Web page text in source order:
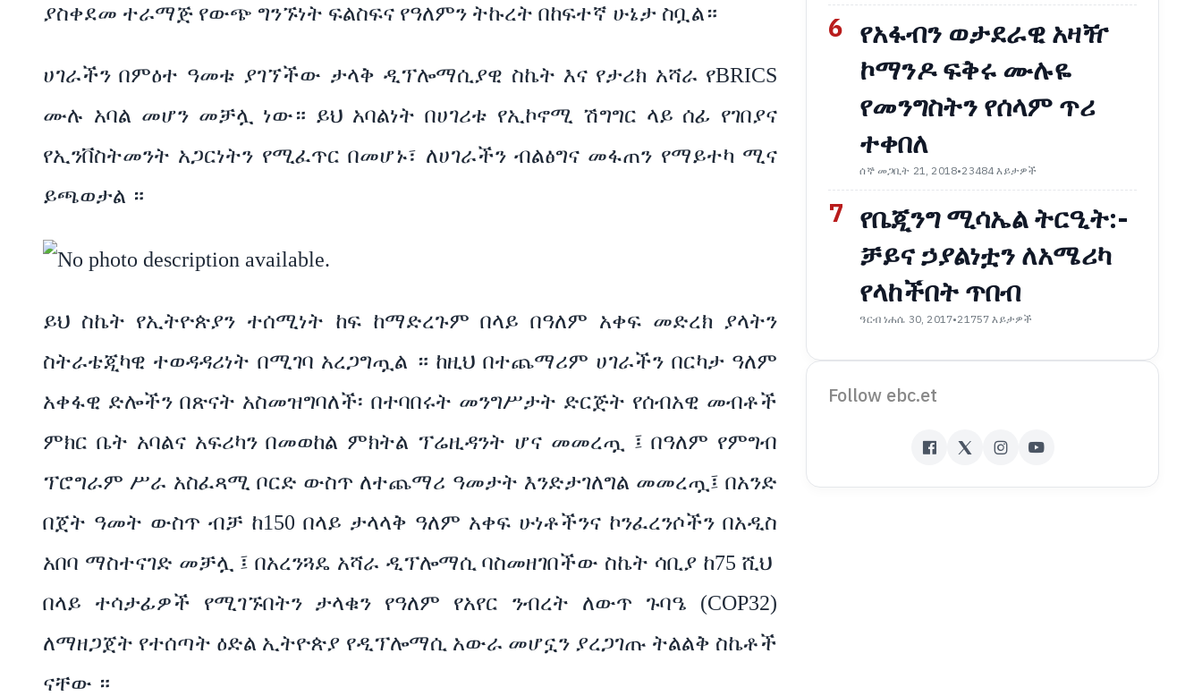
ያስቀደመ ተራማጅ የውጭ ግንኙነት ፍልስፍና የዓለምን ትኩረት በከፍተኛ ሁኔታ ስቧል።
ሀገራችን በምዕተ ዓመቱ ያገኘችው ታላቅ ዲፕሎማሲያዊ ስኬት እና የታሪክ አሻራ የBRICS
ሙሉ አባል መሆን መቻሏ ነው። ይህ አባልነት በሀገሪቱ የኢኮኖሚ ሽግግር ላይ ሰፊ የገበያና
የኢንቨስትመንት አጋርነትን የሚፈጥር በመሆኑ፣ ለሀገራችን ብልፅግና መፋጠን የማይተካ ሚና
ይጫወታል ።
ይህ ስኬት የኢትዮጵያን ተሰሚነት ከፍ ከማድረጉም በላይ በዓለም አቀፍ መድረክ ያላትን
ስትራቴጂካዊ ተወዳዳሪነት በሚገባ አረጋግጧል ። ከዚህ በተጨማሪም ሀገራችን በርካታ ዓለም
አቀፋዊ ድሎችን በጽናት አስመዝግባለች፡ በተባበሩት መንግሥታት ድርጅት የሰብአዊ መብቶች
ምክር ቤት አባልና አፍሪካን በመወከል ምክትል ፕሬዚዳንት ሆና መመረጧ ፤ በዓለም የምግብ
ፕሮግራም ሥራ አስፈጻሚ ቦርድ ውስጥ ለተጨማሪ ዓመታት እንድታገለግል መመረጧ፤ በአንድ
በጀት ዓመት ውስጥ ብቻ ከ150 በላይ ታላላቅ ዓለም አቀፍ ሁነቶችንና ኮንፈረንሶችን በአዲስ
አበባ ማስተናገድ መቻሏ ፤ በአረንጓዴ አሻራ ዲፕሎማሲ ባስመዘገበችው ስኬት ሳቢያ ከ75 ሺህ
በላይ ተሳታፊዎች የሚገኙበትን ታላቁን የዓለም የአየር ንብረት ለውጥ ጉባዔ (COP32)
ለማዘጋጀት የተሰጣት ዕድል ኢትዮጵያ የዲፕሎማሲ አውራ መሆኗን ያረጋገጡ ትልልቅ ስኬቶች
ናቸው ።
6 የአፋብን ወታደራዊ አዛዥ
ኮማንዶ ፍቅሩ ሙሉዬ
የመንግስትን የሰላም ጥሪ
ተቀበለ
ሰኞ መጋቢት 21, 2018•23484 እይታዎች
7 የቤጂንግ ሚሳኤል ትርዒት:-
ቻይና ኃያልነቷን ለአሜሪካ
የላከችበት ጥበብ
ዓርብ ነሐሴ 30, 2017•21757 እይታዎች
Follow ebc.et